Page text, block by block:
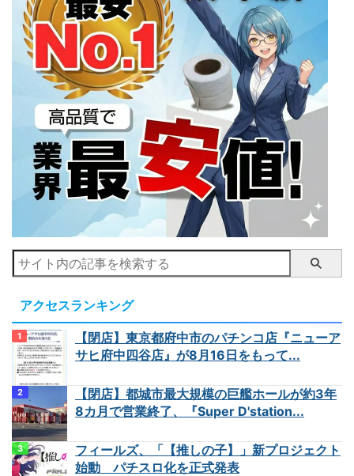
アクセスランキング
【閉店】東京都府中市のパチンコ店『ニューア
サヒ府中四谷店』が8月16日をもって...
【閉店】都城市最大規模の巨艦ホールが約3年
8カ月で営業終了、『Super D'station...
フィールズ、「【推しの子】」新プロジェクト
始動 パチスロ化を正式発表